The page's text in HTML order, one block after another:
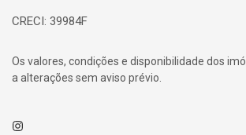
CRECI: 39984F
Os valores, condições e disponibilidade dos
a alterações sem aviso prévio.
Instagram